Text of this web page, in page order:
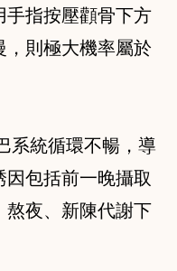
指按壓顴骨下方
，則極大機率屬於
系統循環不暢，導
包括前一晚攝取
夜、新陳代謝下